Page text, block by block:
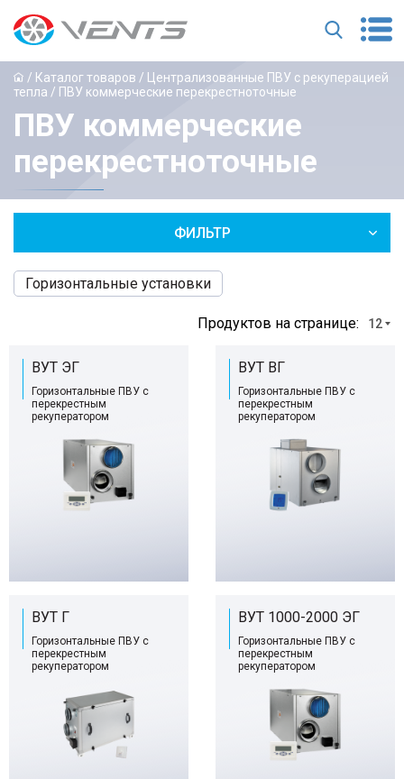
/ Каталог товаров /
Централизованные ПВУ с рекуперацией
тепла / ПВУ коммерческие перекрестноточные
ПВУ коммерческие
перекрестноточные
ФИЛЬТР
Горизонтальные установки
Продуктов на странице: 12
ВУТ ЭГ
Горизонтальные ПВУ с
перекрестным
рекуператором
ВУТ ВГ
Горизонтальные ПВУ с
перекрестным
рекуператором
ВУТ Г
Горизонтальные ПВУ с
перекрестным
рекуператором
ВУТ 1000-2000 ЭГ
Горизонтальные ПВУ с
перекрестным
рекуператором